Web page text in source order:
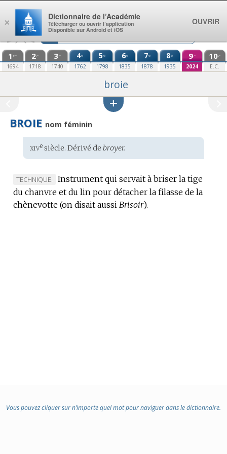
Aller au contenu
1 re
1694
2e
1718
3e
1740
4e
1762
5e
1798
6e
1835
7e
1878
8e
1935
9e
2024
10e
E.C.
broie
BROIE nom féminin
Étymologie
:
xivesiècle. Dérivé de broyer.
MARQUE
DE
DOMAINE
TECHNIQUE.
Instrument qui servait à briser la tige
du chanvre et du lin pour détacher la filasse de la
chènevotte (on disait aussi Brisoir).
Vous pouvez cliquer sur n’importe quel mot pour naviguer dans le dictionnaire.
×
Dictionnaire de l’Académie
Télécharger ou ouvrir l’application
Disponible sur Android et iOS
OUVRIR